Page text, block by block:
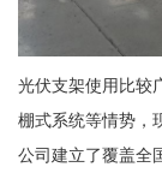
光伏支架使用比较
棚式系统等情势，
公司建立了覆盖全